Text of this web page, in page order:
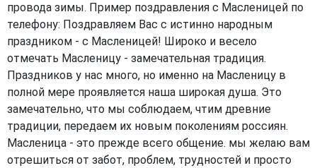
провода зимы. Пример поздравления с Масленицей по
телефону: Поздравляем Вас с истинно народным
праздником - с Масленицей! Широко и весело
отмечать Масленицу - замечательная традиция.
Праздников у нас много, но именно на Масленицу в
полной мере проявляется наша широкая душа. Это
замечательно, что мы соблюдаем, чтим древние
традиции, передаем их новым поколениям россиян.
Масленица - это прежде всего общение. мы желаю вам
отрешиться от забот, проблем, трудностей и просто